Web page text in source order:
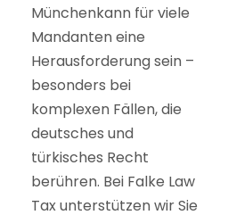
Münchenkann für viele
Mandanten eine
Herausforderung sein –
besonders bei
komplexen Fällen, die
deutsches und
türkisches Recht
berühren. Bei Falke Law
Tax unterstützen wir Sie